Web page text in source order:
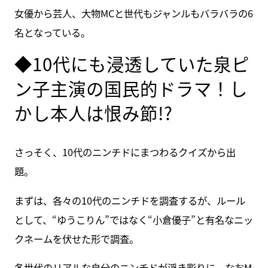
女優から芸人、大物MCと世代もジャンルもバラバラの6
名となっている。
◆10代にも浸透していた泉ピ
ン子主演の国民的ドラマ！し
かし本人は恨み節!?
さっそく、10代のニンチドにまつわるクイズから出
題。
まずは、各々の10代のニンチドを調査するが、ルール
として、“ゆうこりん”ではなく“小倉優子”と有名なニッ
クネームを伏せた形で調査。